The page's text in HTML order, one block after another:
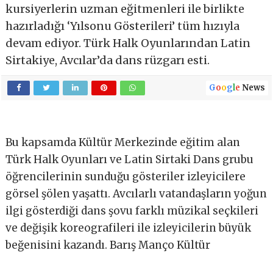
kursiyerlerin uzman eğitmenleri ile birlikte
hazırladığı ‘Yılsonu Gösterileri’ tüm hızıyla
devam ediyor. Türk Halk Oyunlarından Latin
Sirtakiye, Avcılar’da dans rüzgarı esti.
Google News
Bu kapsamda Kültür Merkezinde eğitim alan
Türk Halk Oyunları ve Latin Sirtaki Dans grubu
öğrencilerinin sunduğu gösteriler izleyicilere
görsel şölen yaşattı. Avcılarlı vatandaşların yoğun
ilgi gösterdiği dans şovu farklı müzikal seçkileri
ve değişik koreografileri ile izleyicilerin büyük
beğenisini kazandı. Barış Manço Kültür